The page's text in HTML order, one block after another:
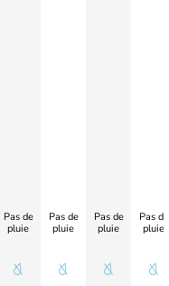
Pas de
pluie
Pas de
pluie
Pas de
pluie
Pas de
pluie